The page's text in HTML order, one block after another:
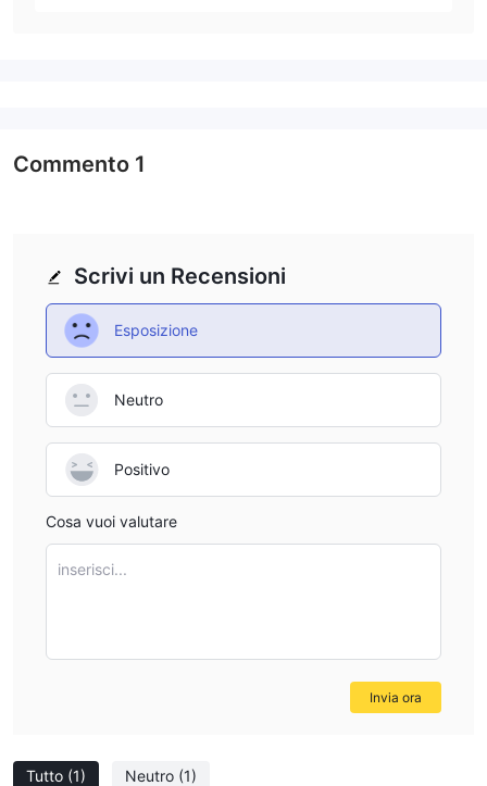
Tutto (1) Neutro (1)
Scrivi un Recensioni
Esposizione
Neutro
Positivo
Cosa vuoi valutare
inserisci...
Invia ora
Commento 1